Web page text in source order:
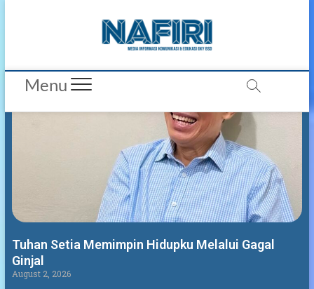
Tuhan Setia Memimpin Hidupku Melalui Gagal
Ginjal
August 2, 2026